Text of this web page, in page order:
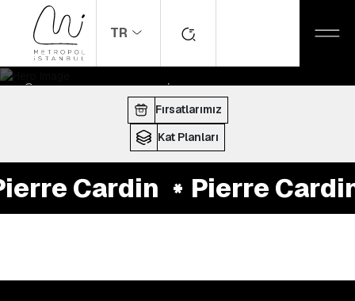
TR
ANASAYFA MAĞAZALAR
Pierre Cardin
ÇALIŞMA SAATLERI:10:00 - 22:00
Fırsatlarımız
Kat Planları
Cardin Pierre Cardin